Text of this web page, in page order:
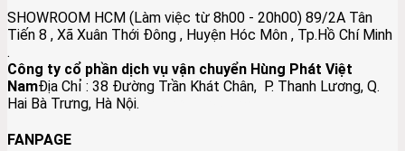
SHOWROOM HCM (Làm việc từ 8h00 - 20h00) 89/2A Tân
Tiến 8 , Xã Xuân Thới Đông , Huyện Hóc Môn , Tp.Hồ Chí Minh
.
Công ty cổ phần dịch vụ vận chuyển Hùng Phát Việt
NamĐịa Chỉ : 38 Đường Trần Khát Chân, P. Thanh Lương, Q.
Hai Bà Trưng, Hà Nội.
FANPAGE